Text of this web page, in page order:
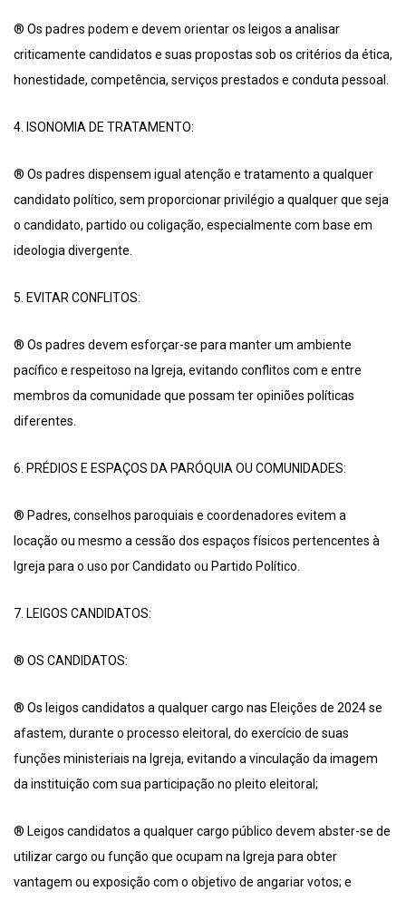
® Os padres podem e devem orientar os leigos a analisar
criticamente candidatos e suas propostas sob os critérios da ética,
honestidade, competência, serviços prestados e conduta pessoal.
4. ISONOMIA DE TRATAMENTO:
® Os padres dispensem igual atenção e tratamento a qualquer
candidato político, sem proporcionar privilégio a qualquer que seja
o candidato, partido ou coligação, especialmente com base em
ideologia divergente.
5. EVITAR CONFLITOS:
® Os padres devem esforçar-se para manter um ambiente
pacífico e respeitoso na Igreja, evitando conflitos com e entre
membros da comunidade que possam ter opiniões políticas
diferentes.
6. PRÉDIOS E ESPAÇOS DA PARÓQUIA OU COMUNIDADES:
® Padres, conselhos paroquiais e coordenadores evitem a
locação ou mesmo a cessão dos espaços físicos pertencentes à
Igreja para o uso por Candidato ou Partido Político.
7. LEIGOS CANDIDATOS:
® OS CANDIDATOS:
® Os leigos candidatos a qualquer cargo nas Eleições de 2024 se
afastem, durante o processo eleitoral, do exercício de suas
funções ministeriais na Igreja, evitando a vinculação da imagem
da instituição com sua participação no pleito eleitoral;
® Leigos candidatos a qualquer cargo público devem abster-se de
utilizar cargo ou função que ocupam na Igreja para obter
vantagem ou exposição com o objetivo de angariar votos; e